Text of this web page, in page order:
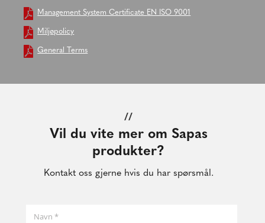
Management System Certificate EN ISO 9001
Miljøpolicy
General Terms
//
Vil du vite mer om Sapas
produkter?
Kontakt oss gjerne hvis du har spørsmål.